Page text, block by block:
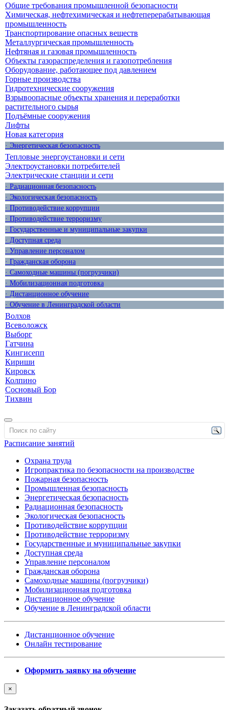
Общие требования промышленной безопасности
Химическая, нефтехимическая и нефтеперерабатывающая
промышленность
Транспортирование опасных веществ
Металлургическая промышленность
Нефтяная и газовая промышленность
Объекты газораспределения и газопотребления
Оборудование, работающее под давлением
Горные производства
Гидротехнические сооружения
Взрывоопасные объекты хранения и переработки
растительного сырья
Подъёмные сооружения
Лифты
Новая категория
· Энергетическая безопасность
Тепловые энергоустановки и сети
Электроустановки потребителей
Электрические станции и сети
· Радиационная безопасность
· Экологическая безопасность
· Противодействие коррупции
· Противодействие терроризму
· Государственные и муниципальные закупки
· Доступная среда
· Управление персоналом
· Гражданская оборона
· Самоходные машины (погрузчики)
· Мобилизационная подготовка
· Дистанционное обучение
· Обучение в Ленинградской области
Волхов
Всеволожск
Выборг
Гатчина
Кингисепп
Кириши
Кировск
Колпино
Сосновый Бор
Тихвин
Расписание занятий
Охрана труда
Игропрактика по безопасности на производстве
Пожарная безопасность
Промышленная безопасность
Энергетическая безопасность
Радиационная безопасность
Экологическая безопасность
Противодействие коррупции
Противодействие терроризму
Государственные и муниципальные закупки
Доступная среда
Управление персоналом
Гражданская оборона
Самоходные машины (погрузчики)
Мобилизационная подготовка
Дистанционное обучение
Обучение в Ленинградской области
Дистанционное обучение
Онлайн тестирование
Оформить заявку на обучение
×